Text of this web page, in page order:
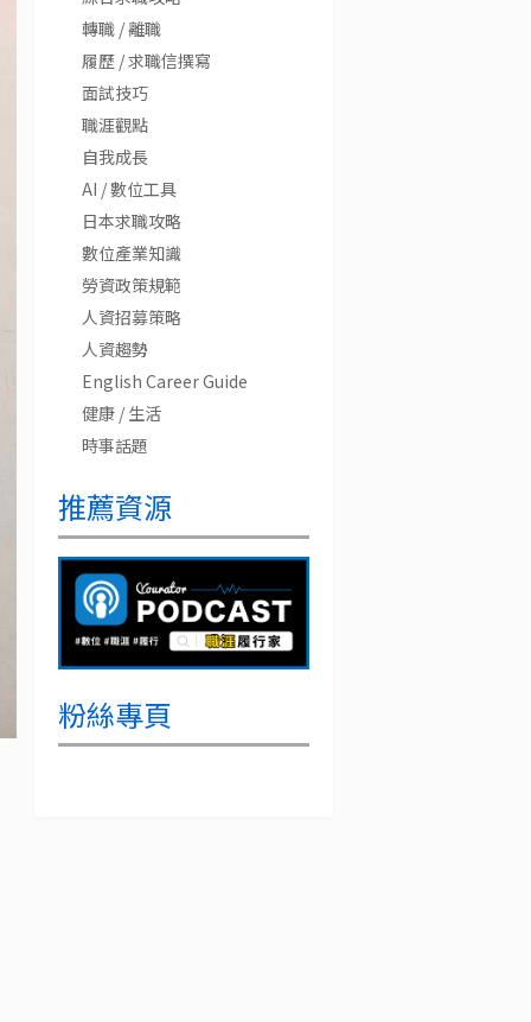
轉職 / 離職
履歷 / 求職信撰寫
面試技巧
職涯觀點
自我成長
AI / 數位工具
日本求職攻略
數位產業知識
勞資政策規範
人資招募策略
人資趨勢
English Career Guide
健康 / 生活
時事話題
推薦資源
粉絲專頁